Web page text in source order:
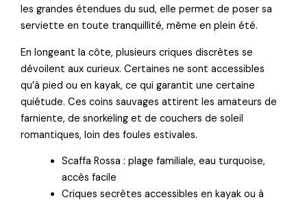
les grandes étendues du sud, elle permet de poser sa
serviette en toute tranquillité, même en plein été.
En longeant la côte, plusieurs criques discrètes se
dévoilent aux curieux. Certaines ne sont accessibles
qu’à pied ou en kayak, ce qui garantit une certaine
quiétude. Ces coins sauvages attirent les amateurs de
farniente, de snorkeling et de couchers de soleil
romantiques, loin des foules estivales.
Scaffa Rossa : plage familiale, eau turquoise,
accès facile
Criques secrètes accessibles en kayak ou à